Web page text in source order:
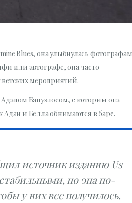
Blues, она улыбнулась фотографам
или автографе, она часто
мероприятий.
Бануэлосом, с которым она
Адан и Белла обнимаются в баре.
источник изданию Us
но она по-
у них все получилось.